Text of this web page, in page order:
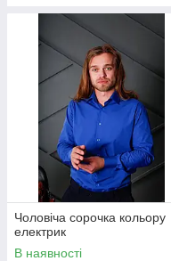
Чоловіча сорочка кольору
електрик
В наявності